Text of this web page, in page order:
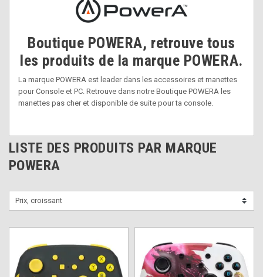
Boutique POWERA, retrouve tous
les produits de la marque POWERA.
La marque POWERA est leader dans les accessoires et manettes
pour Console et PC. Retrouve dans notre Boutique POWERA les
manettes pas cher et disponible de suite pour ta console.
LISTE DES PRODUITS PAR MARQUE
POWERA
Prix, croissant